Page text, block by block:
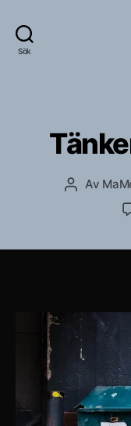
Sök
Av